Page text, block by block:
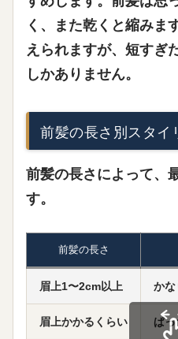
く、また乾くと縮みま
えられますが、短すぎ
しかありません。
前髪の長さ別スタイ
前髪の長さによって、
す。
前髪の長さ
眉上1〜2cm以上 かな
眉上かかるくらい ぱ